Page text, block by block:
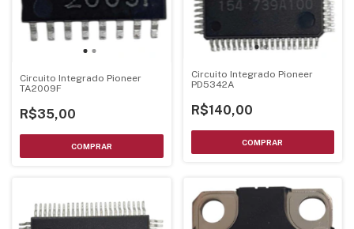
Circuito Integrado Pioneer
TA2009F
R$35,00
Circuito Integrado Pioneer
PD5342A
R$140,00